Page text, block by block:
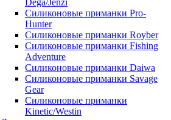
Dega/Jenzi
Силиконовые приманки Pro-
Hunter
Силиконовые приманки Royber
Силиконовые приманки Fishing
Adventure
Силиконовые приманки Daiwa
Силиконовые приманки Savage
Gear
Силиконовые приманки
Kinetic/Westin